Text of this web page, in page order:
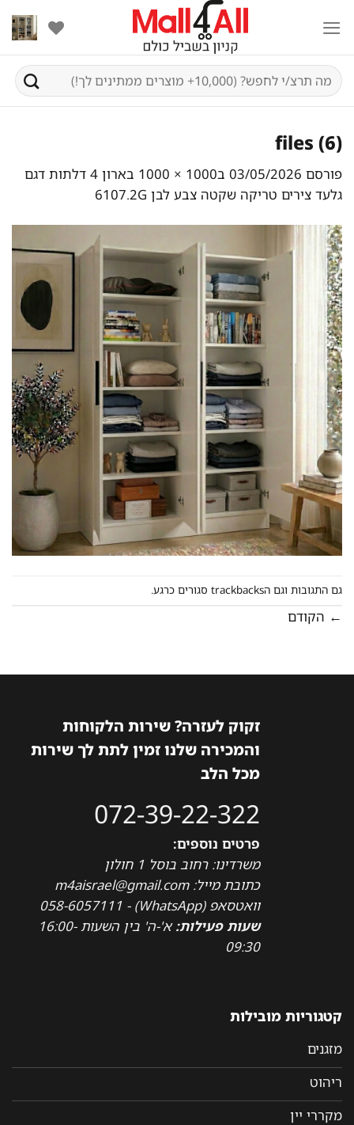
content
חיפוש
עבור:
files (6)
פורסם 03/05/2026 ב1000 × 1000 ב
ארון 4 דלתות דגם
גלעד צירים טריקה שקטה צבע לבן 6107.2G
גם התגובות וגם הtrackbacks סגורים כרגע.
← הקודם
זקוק לעזרה? שירות הלקוחות
והמכירה שלנו זמין לתת לך שירות
מכל הלב
072-39-22-322
פרטים נוספים:
משרדינו: רחוב בוסל 1 חולון
כתובת מייל: m4aisrael@gmail.com
וואטסאפ (WhatsApp) - 058-6057111
שעות פעילות:
א'-ה' בין השעות 16:00-
09:30
קטגוריות מובילות
מזגנים
ריהוט
מקררי יין